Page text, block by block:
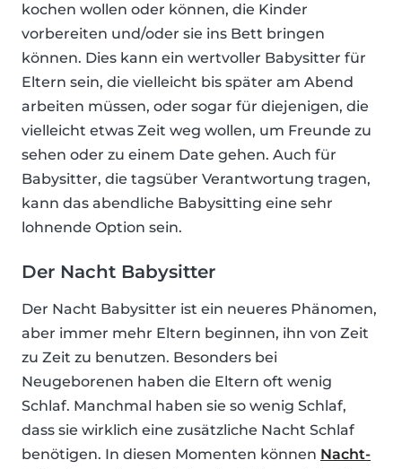
kochen wollen oder können, die Kinder
vorbereiten und/oder sie ins Bett bringen
können. Dies kann ein wertvoller Babysitter für
Eltern sein, die vielleicht bis später am Abend
arbeiten müssen, oder sogar für diejenigen, die
vielleicht etwas Zeit weg wollen, um Freunde zu
sehen oder zu einem Date gehen. Auch für
Babysitter, die tagsüber Verantwortung tragen,
kann das abendliche Babysitting eine sehr
lohnende Option sein.
Der Nacht Babysitter
Der Nacht Babysitter ist ein neueres Phänomen,
aber immer mehr Eltern beginnen, ihn von Zeit
zu Zeit zu benutzen. Besonders bei
Neugeborenen haben die Eltern oft wenig
Schlaf. Manchmal haben sie so wenig Schlaf,
dass sie wirklich eine zusätzliche Nacht Schlaf
benötigen. In diesen Momenten können Nacht-